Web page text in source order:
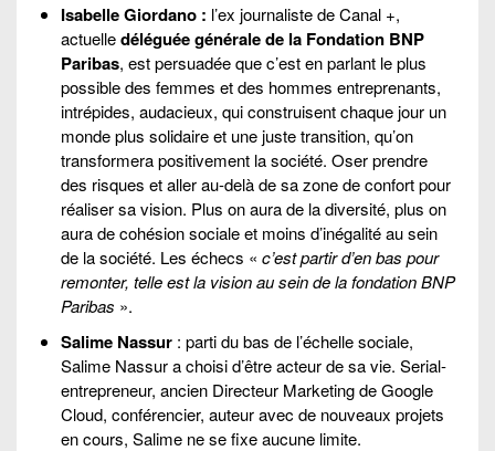
Isabelle Giordano : l’ex journaliste de Canal +,
actuelledéléguée générale de la Fondation BNP
Paribas, est persuadée que c’est en parlant le plus
possible des femmes et des hommes entreprenants,
intrépides, audacieux, qui construisent chaque jour un
monde plus solidaire et une juste transition, qu’on
transformera positivement la société. Oser prendre
des risques et aller au-delà de sa zone de confort pour
réaliser sa vision. Plus on aura de la diversité, plus on
aura de cohésion sociale et moins d’inégalité au sein
de la société. Les échecs « c’est partir d’en bas pour
remonter, telle est la vision au sein de la fondation BNP
Paribas ».
Salime Nassur : parti du bas de l’échelle sociale,
Salime Nassur a choisi d’être acteur de sa vie. Serial-
entrepreneur, ancien Directeur Marketing de Google
Cloud, conférencier, auteur avec de nouveaux projets
en cours, Salime ne se fixe aucune limite.